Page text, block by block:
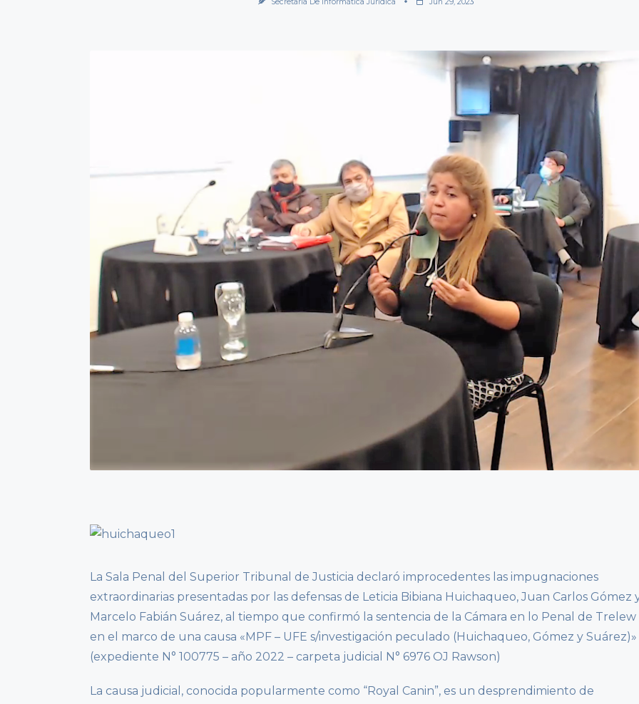
La Sala Penal del Superior Tribunal de Justicia declaró improcedentes las impugnaciones
extraordinarias presentadas por las defensas de Leticia Bibiana Huichaqueo, Juan Carlos Gómez
Marcelo Fabián Suárez, al tiempo que confirmó la sentencia de la Cámara en lo Penal de Trelew
en el marco de una causa «MPF – UFE s/investigación peculado (Huichaqueo, Gómez y Suárez)»
(expediente N° 100775 – año 2022 – carpeta judicial N° 6976 OJ Rawson)
La causa judicial, conocida popularmente como “Royal Canin”, es un desprendimiento de